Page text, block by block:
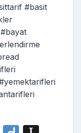
#basit